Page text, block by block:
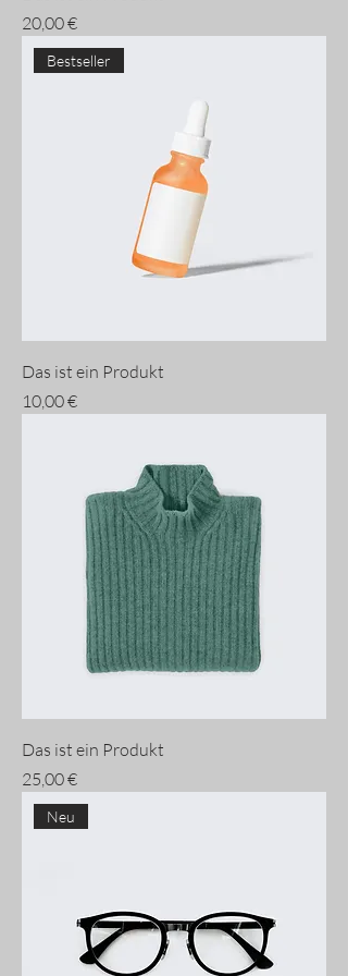
Preis
20,00 €
Bestseller
Das ist ein Produkt
Preis
10,00 €
Das ist ein Produkt
Preis
25,00 €
Neu